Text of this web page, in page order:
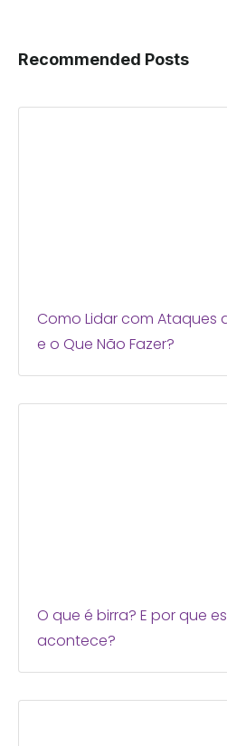
Recommended Posts
Como Lidar com Ataques
e o Que Não Fazer?
O que é birra? E por que
acontece?